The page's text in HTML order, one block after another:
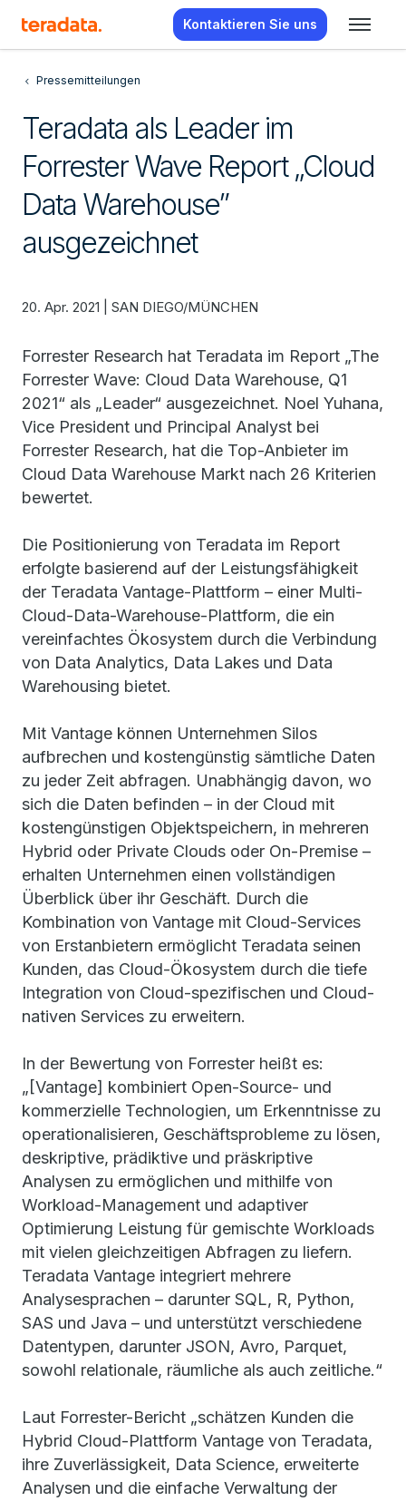
Kontaktieren Sie uns
Pressemitteilungen
Teradata als Leader im
Forrester Wave Report „Cloud
Data Warehouse”
ausgezeichnet
20. Apr. 2021 | SAN DIEGO/MÜNCHEN
Forrester Research hat Teradata im Report „The
Forrester Wave: Cloud Data Warehouse, Q1
2021“ als „Leader“ ausgezeichnet. Noel Yuhana,
Vice President und Principal Analyst bei
Forrester Research, hat die Top-Anbieter im
Cloud Data Warehouse Markt nach 26 Kriterien
bewertet.
Die Positionierung von Teradata im Report
erfolgte basierend auf der Leistungsfähigkeit
der Teradata Vantage-Plattform – einer Multi-
Cloud-Data-Warehouse-Plattform, die ein
vereinfachtes Ökosystem durch die Verbindung
von Data Analytics, Data Lakes und Data
Warehousing bietet.
Mit Vantage können Unternehmen Silos
aufbrechen und kostengünstig sämtliche Daten
zu jeder Zeit abfragen. Unabhängig davon, wo
sich die Daten befinden – in der Cloud mit
kostengünstigen Objektspeichern, in mehreren
Hybrid oder Private Clouds oder On-Premise –
erhalten Unternehmen einen vollständigen
Überblick über ihr Geschäft. Durch die
Kombination von Vantage mit Cloud-Services
von Erstanbietern ermöglicht Teradata seinen
Kunden, das Cloud-Ökosystem durch die tiefe
Integration von Cloud-spezifischen und Cloud-
nativen Services zu erweitern.
In der Bewertung von Forrester heißt es:
„[Vantage] kombiniert Open-Source- und
kommerzielle Technologien, um Erkenntnisse zu
operationalisieren, Geschäftsprobleme zu lösen,
deskriptive, prädiktive und präskriptive
Analysen zu ermöglichen und mithilfe von
Workload-Management und adaptiver
Optimierung Leistung für gemischte Workloads
mit vielen gleichzeitigen Abfragen zu liefern.
Teradata Vantage integriert mehrere
Analysesprachen – darunter SQL, R, Python,
SAS und Java – und unterstützt verschiedene
Datentypen, darunter JSON, Avro, Parquet,
sowohl relationale, räumliche als auch zeitliche.“
Laut Forrester-Bericht „schätzen Kunden die
Hybrid Cloud-Plattform Vantage von Teradata,
ihre Zuverlässigkeit, Data Science, erweiterte
Analysen und die einfache Verwaltung der